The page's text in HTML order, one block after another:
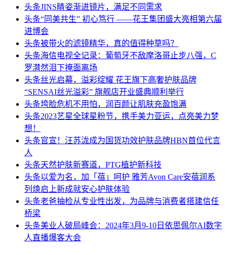
头条JINS睛姿渐进镜片，满足不同需求
头条“同美共生” 初心笃行 ——花王集团盛大亮相第六届
进博会
头条被带火的滤镜精华，真的值得种草吗？
头条海信电视全记录：葡萄牙不敌摩洛哥止步八强，C
罗潸然泪下掩面离场
头条丝光启幕，溢彩绽耀 花王旗下高奢护肤品牌
“SENSAI丝光溢彩” 旗舰店开业盛典顺利举行
头条垮脸危机不用怕，润百颜让肌肤充盈饱满
头条2023艺星全球星粉节，携手美力亚运，点亮美力梦
想！
头条官宣！汪苏泷成为国货功效护肤品牌HBN首位代言
人
头条天然护肤新赛道，PTG植护新科技
头条以爱为名，加「蓓」呵护 雅芳Avon Care安蓓润系
列焕启上新成就安心护肤体验
头条老爸抽检从专业性出发，为品牌与消费者搭建信任
桥梁
头条美业人破局峰会：2024年3月9-10日依思佩尔AI数字
人直播爆客大会